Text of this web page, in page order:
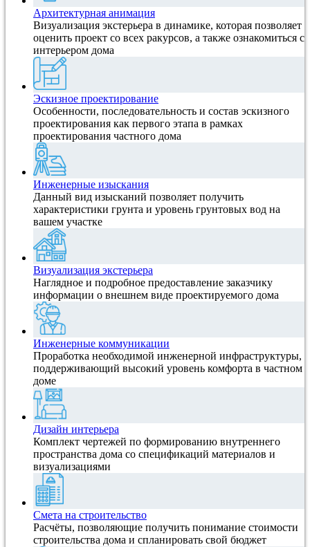
Архитектурная анимация
Визуализация экстерьера в динамике, которая позволяет
оценить проект со всех ракурсов, а также ознакомиться с
интерьером дома
Эскизное проектирование
Особенности, последовательность и состав эскизного
проектирования как первого этапа в рамках
проектирования частного дома
Инженерные изыскания
Данный вид изысканий позволяет получить
характеристики грунта и уровень грунтовых вод на
вашем участке
Визуализация экстерьера
Наглядное и подробное предоставление заказчику
информации о внешнем виде проектируемого дома
Инженерные коммуникации
Проработка необходимой инженерной инфраструктуры,
поддерживающий высокий уровень комфорта в частном
доме
Дизайн интерьера
Комплект чертежей по формированию внутреннего
пространства дома со спецификаций материалов и
визуализациями
Смета на строительство
Расчёты, позволяющие получить понимание стоимости
строительства дома и спланировать свой бюджет